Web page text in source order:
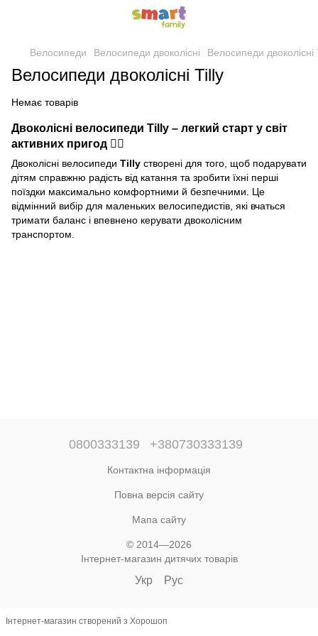
Велосипеди Велосипеди двоколісні Велосипеди двоколісні
Велосипеди двоколісні Tilly
Немає товарів
Двоколісні велосипеди Tilly – легкий старт у світ
активних пригод 🚴‍♂️
Двоколісні велосипеди Tilly створені для того, щоб подарувати
дітям справжню радість від катання та зробити їхні перші
поїздки максимально комфортними й безпечними. Це
відмінний вибір для маленьких велосипедистів, які вчаться
тримати баланс і впевнено керувати двоколісним
транспортом.
0800333139 +380730333139
Контактна інформація
Повна версія сайту
Мапа сайту
© 2014—2026
Інтернет-магазин дитячих товарів
Укр Рус
Інтернет-магазин створений з Хорошоп